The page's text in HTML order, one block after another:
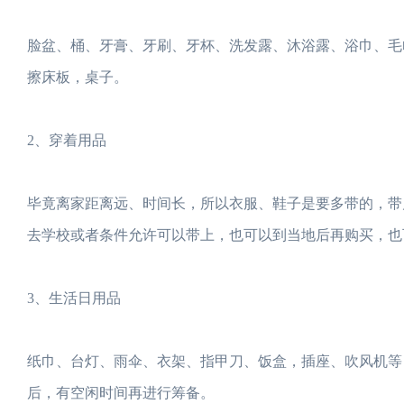
脸盆、桶、牙膏、牙刷、牙杯、洗发露、沐浴露、浴巾、
擦床板，桌子。
2、穿着用品
毕竟离家距离远、时间长，所以衣服、鞋子是要多带的，
去学校或者条件允许可以带上，也可以到当地后再购买，
3、生活日用品
纸巾、台灯、雨伞、衣架、指甲刀、饭盒，插座、吹风机
后，有空闲时间再进行筹备。